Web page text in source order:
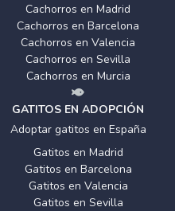
Cachorros en Madrid
Cachorros en Barcelona
Cachorros en Valencia
Cachorros en Sevilla
Cachorros en Murcia
GATITOS EN ADOPCIÓN
Adoptar gatitos en España
Gatitos en Madrid
Gatitos en Barcelona
Gatitos en Valencia
Gatitos en Sevilla